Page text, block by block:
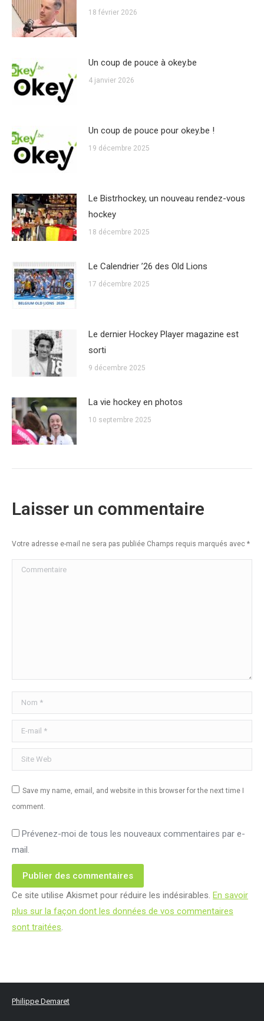
18 février 2026
Un coup de pouce à okey.be
4 janvier 2026
Un coup de pouce pour okey.be !
19 décembre 2025
Le Bistrhockey, un nouveau rendez-vous
hockey
18 décembre 2025
Le Calendrier ’26 des Old Lions
17 décembre 2025
Le dernier Hockey Player magazine est
sorti
9 décembre 2025
La vie hockey en photos
10 septembre 2025
Laisser un commentaire
Votre adresse e-mail ne sera pas publiée Champs requis marqués avec *
Commentaire
Nom *
E-mail *
Site Web
Save my name, email, and website in this browser for the next time I
comment.
Prévenez-moi de tous les nouveaux commentaires par e-
mail.
Publier des commentaires
Ce site utilise Akismet pour réduire les indésirables. En savoir
plus sur la façon dont les données de vos commentaires
sont traitées.
Philippe Demaret